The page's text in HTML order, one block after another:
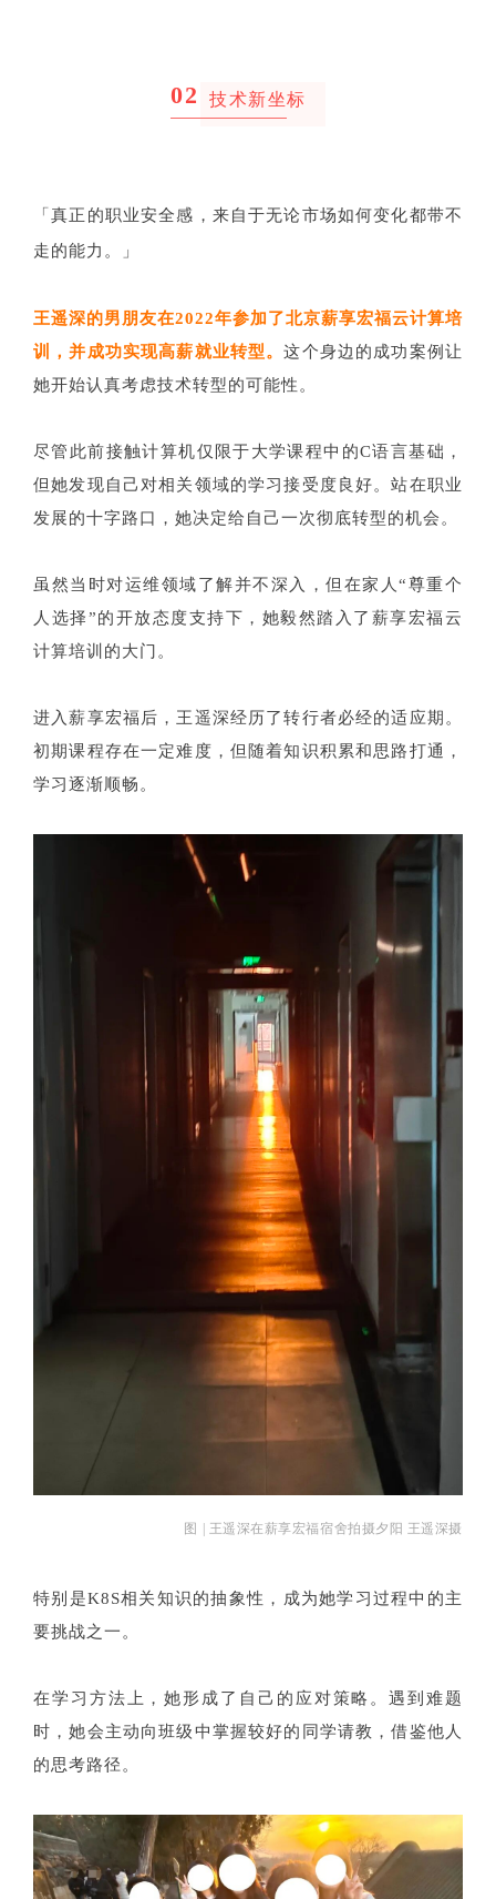
02 技术新坐标
「真正的职业安全感，来自于无论市场如何变化都带不
走的能力。
」
王遥深的男朋友在2022年参加了北京薪享宏福云计算培
训，并成功实现高薪就业转型。这个身边的成功案例让
她开始认真考虑技术转型的可能性。
尽管此前接触计算机仅限于大学课程中的C语言基础，
但她发现自己对相关领域的学习接受度良好。站在职业
发展的十字路口，她决定给自己一次彻底转型的机会。
虽然当时对运维领域了解并不深入，但在家人“尊重个
人选择”的开放态度支持下，她毅然踏入了薪享宏福云
计算培训的大门。
进入薪享宏福后，王遥深经历了转行者必经的适应期。
初期课程存在一定难度，但随着知识积累和思路打通，
学习逐渐顺畅。
图 | 王遥深在薪享宏福宿舍拍摄夕阳 王遥深摄
特别是K8S相关知识的抽象性，成为她学习过程中的主
要挑战之一。
在学习方法上，她形成了自己的应对策略。遇到难题
时，她会主动向班级中掌握较好的同学请教，借鉴他人
的思考路径。